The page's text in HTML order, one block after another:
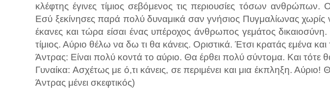
κλέφτης έγινες τίμιος σεβόμενος τις περιουσίες τόσων
Εσύ ξεκίνησες παρά πολύ δυναμικά σαν γνήσιος Πυγμαλίωνας χωρίς
έκανες και τώρα είσαι ένας υπέροχος άνθρωπος γεμάτος δικαιοσύνη.
τίμιος. Αύριο θέλω να δω τι θα κάνεις. Οριστικά. Έτσι κρατάς εμένα και
Άντρας: Είναι πολύ κοντά το αύριο. Θα έρθει πολύ σύντομα. Και τότε
Γυναίκα: Ασχέτως με ό,τι κάνεις, σε περιμένει και μια έκπληξη.
Άντρας μένει σκεφτικός)